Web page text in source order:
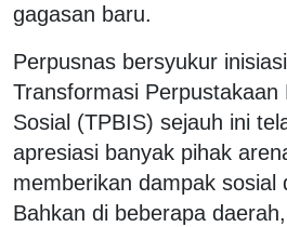
gagasan baru.
Perpusnas bersyukur
Transformasi Perpustakaan
Sosial (TPBIS) sejauh ini
apresiasi banyak pihak
memberikan dampak sosial
Bahkan di beberapa